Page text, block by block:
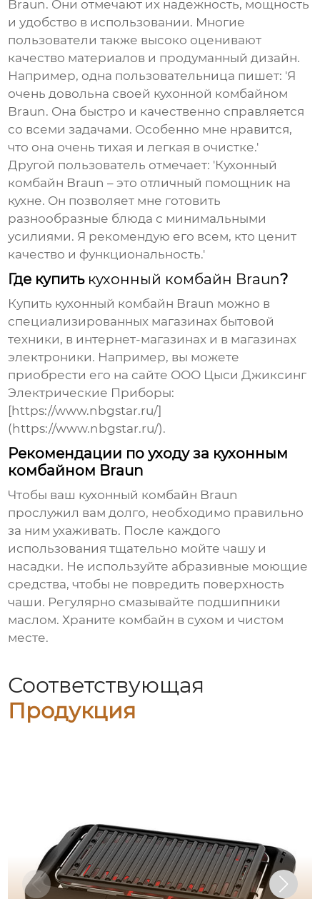
Braun. Они отмечают их надежность, мощность
и удобство в использовании. Многие
пользователи также высоко оценивают
качество материалов и продуманный дизайн.
Например, одна пользовательница пишет: 'Я
очень довольна своей кухонной комбайном
Braun. Она быстро и качественно справляется
со всеми задачами. Особенно мне нравится,
что она очень тихая и легкая в очистке.'
Другой пользователь отмечает: 'Кухонный
комбайн Braun – это отличный помощник на
кухне. Он позволяет мне готовить
разнообразные блюда с минимальными
усилиями. Я рекомендую его всем, кто ценит
качество и функциональность.'
Где купить кухонный комбайн Braun?
Купить кухонный комбайн Braun можно в
специализированных магазинах бытовой
техники, в интернет-магазинах и в магазинах
электроники. Например, вы можете
приобрести его на сайте ООО Цыси Джиксинг
Электрические Приборы:
[https://www.nbgstar.ru/]
(https://www.nbgstar.ru/).
Рекомендации по уходу за кухонным
комбайном Braun
Чтобы ваш кухонный комбайн Braun
прослужил вам долго, необходимо правильно
за ним ухаживать. После каждого
использования тщательно мойте чашу и
насадки. Не используйте абразивные моющие
средства, чтобы не повредить поверхность
чаши. Регулярно смазывайте подшипники
маслом. Храните комбайн в сухом и чистом
месте.
Соответствующая
Продукция